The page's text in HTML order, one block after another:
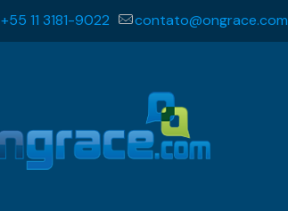
+55 11 3181-9022 contato@ongrace.com